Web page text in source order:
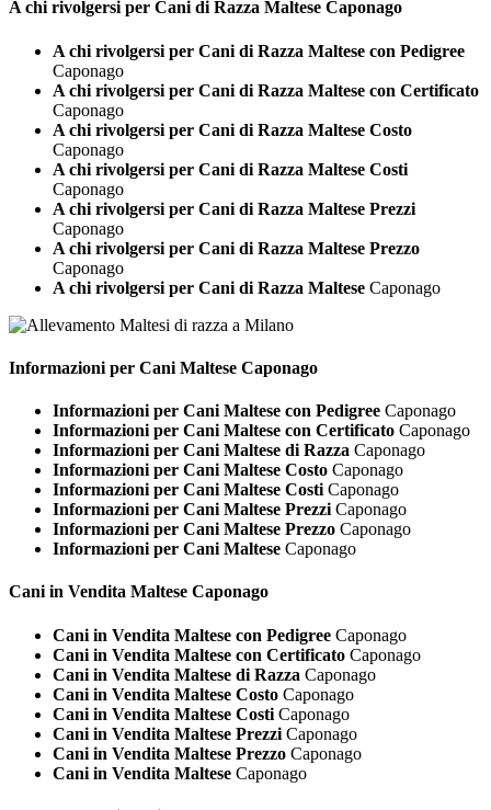
A chi rivolgersi per Cani di Razza Maltese Caponago
A chi rivolgersi per Cani di Razza Maltese con Pedigree
Caponago
A chi rivolgersi per Cani di Razza Maltese con Certificato
Caponago
A chi rivolgersi per Cani di Razza Maltese Costo
Caponago
A chi rivolgersi per Cani di Razza Maltese Costi
Caponago
A chi rivolgersi per Cani di Razza Maltese Prezzi
Caponago
A chi rivolgersi per Cani di Razza Maltese Prezzo
Caponago
A chi rivolgersi per Cani di Razza Maltese Caponago
Informazioni per Cani Maltese Caponago
Informazioni per Cani Maltese con Pedigree Caponago
Informazioni per Cani Maltese con Certificato Caponago
Informazioni per Cani Maltese di Razza Caponago
Informazioni per Cani Maltese Costo Caponago
Informazioni per Cani Maltese Costi Caponago
Informazioni per Cani Maltese Prezzi Caponago
Informazioni per Cani Maltese Prezzo Caponago
Informazioni per Cani Maltese Caponago
Cani in Vendita Maltese Caponago
Cani in Vendita Maltese con Pedigree Caponago
Cani in Vendita Maltese con Certificato Caponago
Cani in Vendita Maltese di Razza Caponago
Cani in Vendita Maltese Costo Caponago
Cani in Vendita Maltese Costi Caponago
Cani in Vendita Maltese Prezzi Caponago
Cani in Vendita Maltese Prezzo Caponago
Cani in Vendita Maltese Caponago